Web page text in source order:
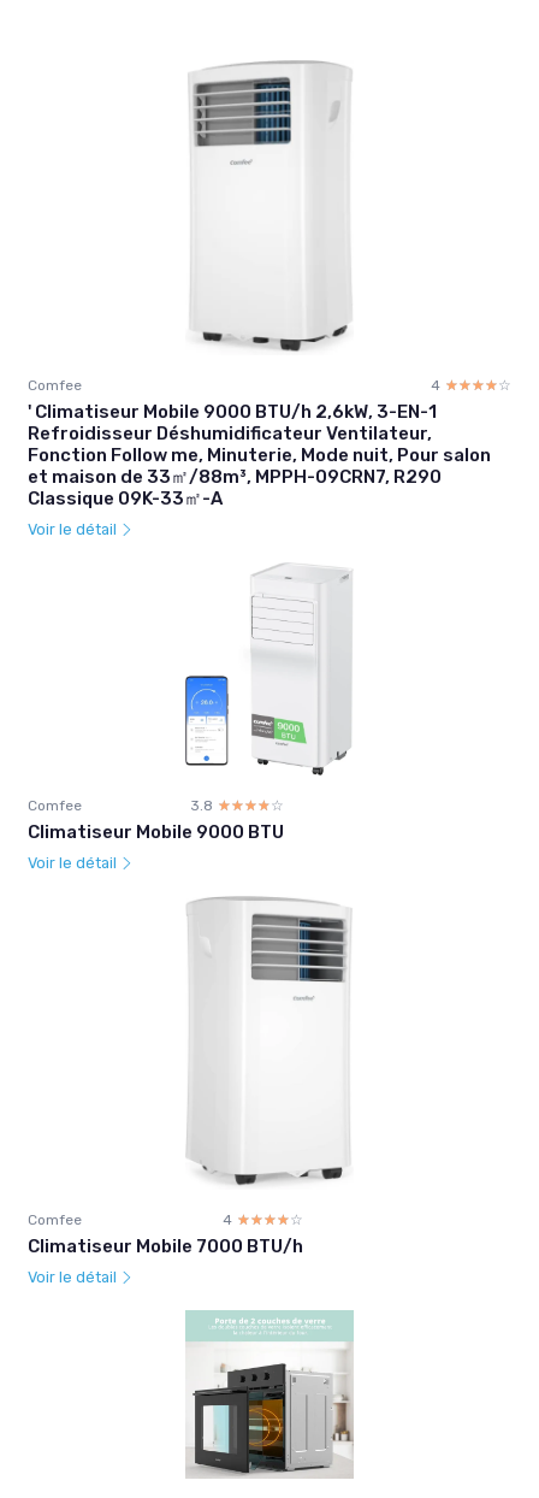
Comfee 4 ☆☆☆☆☆
★★★★★
' Climatiseur Mobile 9000 BTU/h 2,6kW, 3-EN-1
Refroidisseur Déshumidificateur Ventilateur,
Fonction Follow me, Minuterie, Mode nuit, Pour salon
et maison de 33㎡/88m³, MPPH-09CRN7, R290
Classique 09K-33㎡-A
Voir le détail
Comfee 3.8 ☆☆☆☆☆
★★★★★
Climatiseur Mobile 9000 BTU
Voir le détail
Comfee 4 ☆☆☆☆☆
★★★★★
Climatiseur Mobile 7000 BTU/h
Voir le détail